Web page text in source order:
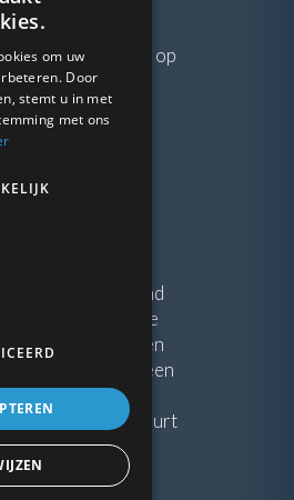
contactmet ons op
LINKS
Blogs
voorwaarden
Kozijnen Friesland
kozijnen Drenthe
Kozijnen Drachten
Kozijnen Hoogeveen
in jouw buurt
om uw
Door
stemt u in met
met ons